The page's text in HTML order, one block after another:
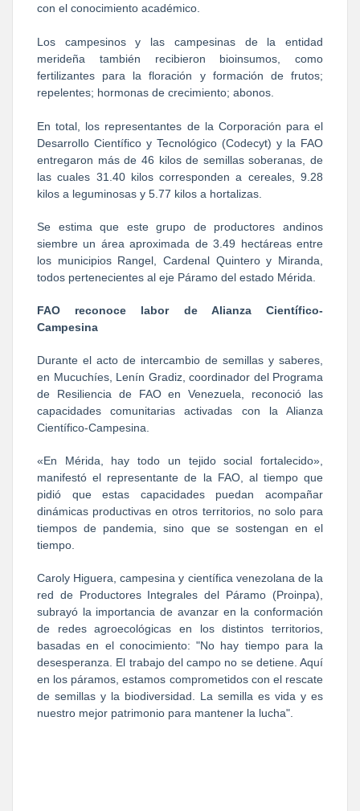
con el conocimiento académico.
Los campesinos y las campesinas de la entidad
merideña también recibieron bioinsumos, como
fertilizantes para la floración y formación de frutos;
repelentes; hormonas de crecimiento; abonos.
En total, los representantes de la Corporación para el
Desarrollo Científico y Tecnológico (Codecyt) y la FAO
entregaron más de 46 kilos de semillas soberanas, de
las cuales 31.40 kilos corresponden a cereales, 9.28
kilos a leguminosas y 5.77 kilos a hortalizas.
Se estima que este grupo de productores andinos
siembre un área aproximada de 3.49 hectáreas entre
los municipios Rangel, Cardenal Quintero y Miranda,
todos pertenecientes al eje Páramo del estado Mérida.
FAO reconoce labor de Alianza Científico-
Campesina
Durante el acto de intercambio de semillas y saberes,
en Mucuchíes, Lenín Gradiz, coordinador del Programa
de Resiliencia de FAO en Venezuela, reconoció las
capacidades comunitarias activadas con la Alianza
Científico-Campesina.
«En Mérida, hay todo un tejido social fortalecido»,
manifestó el representante de la FAO, al tiempo que
pidió que estas capacidades puedan acompañar
dinámicas productivas en otros territorios, no solo para
tiempos de pandemia, sino que se sostengan en el
tiempo.
Caroly Higuera, campesina y científica venezolana de la
red de Productores Integrales del Páramo (Proinpa),
subrayó la importancia de avanzar en la conformación
de redes agroecológicas en los distintos territorios,
basadas en el conocimiento: "No hay tiempo para la
desesperanza. El trabajo del campo no se detiene. Aquí
en los páramos, estamos comprometidos con el rescate
de semillas y la biodiversidad. La semilla es vida y es
nuestro mejor patrimonio para mantener la lucha".